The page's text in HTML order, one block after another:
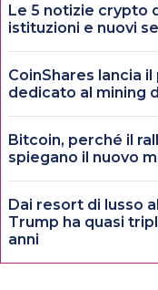
Le 5 notizie crypto
istituzioni e nuovi
CoinShares lancia
dedicato al mining
Bitcoin, perché il
spiegano il nuovo
Dai resort di lusso
Trump ha quasi
anni